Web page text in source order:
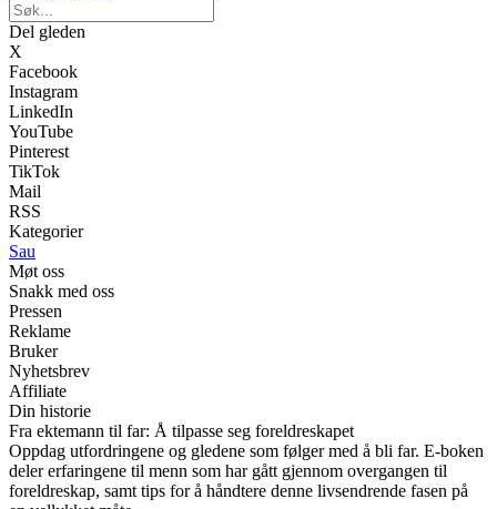
Del gleden
X
Facebook
Instagram
LinkedIn
YouTube
Pinterest
TikTok
Mail
RSS
Kategorier
Sau
Møt oss
Snakk med oss
Pressen
Reklame
Bruker
Nyhetsbrev
Affiliate
Din historie
Fra ektemann til far: Å tilpasse seg foreldreskapet
Oppdag utfordringene og gledene som følger med å bli far. E-boken
deler erfaringene til menn som har gått gjennom overgangen til
foreldreskap, samt tips for å håndtere denne livsendrende fasen på